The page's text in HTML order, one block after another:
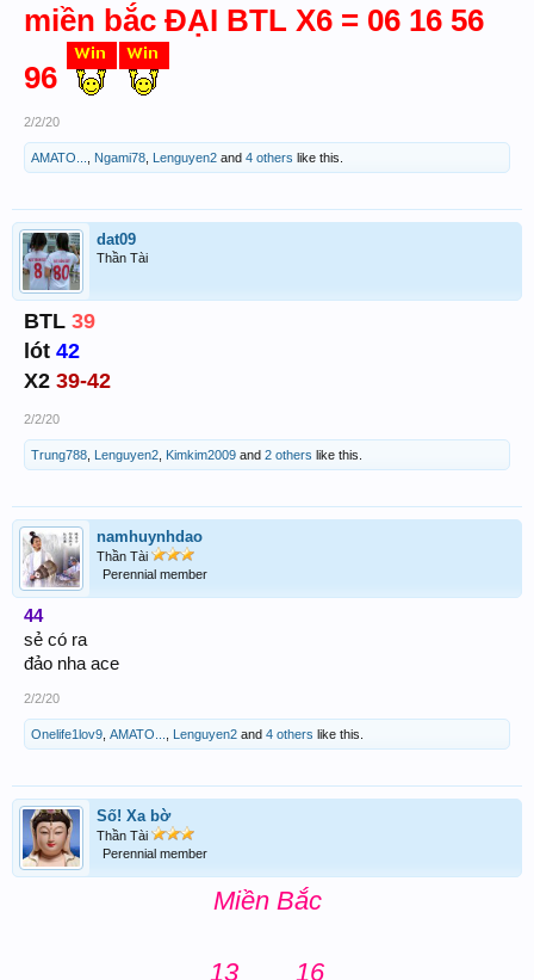
miền bắc ĐẠI BTL X6 = 06 16 56
96
2/2/20
AMATO... Ngami78 Lenguyen2 and 4 others like this.
dat09
Thần Tài
BTL 39
lót 42
X2 39-42
2/2/20
Trung788 Lenguyen2 Kimkim2009 and 2 others like this.
namhuynhdao
Thần Tài
Perennial member
44
sẻ có ra
đảo nha ace
2/2/20
Onelife1lov9 AMATO... Lenguyen2 and 4 others like this.
Số! Xa bờ
Thần Tài
Perennial member
Miền Bắc
13____16